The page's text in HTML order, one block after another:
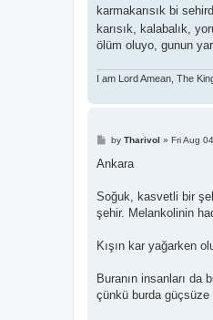
karmakarısık bi
karısık, kalabalık,
ölüm oluyo, gunun
I am Lord Amean, The
P
s
by Tharivol » Fri Aug
Ankara
Soğuk, kasvetli bir
şehir. Melankolinin
Kışın kar yağarken
Buranın insanları da
çünkü burda güçsüze